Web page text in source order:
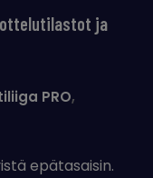
ottelutilastot ja
PRO,
epätasaisin.